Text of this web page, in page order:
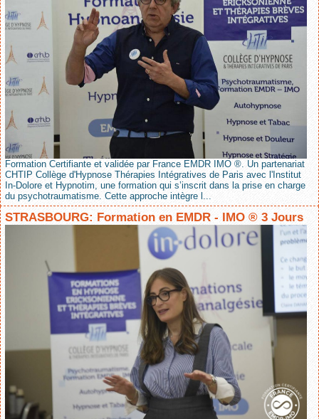
Formation Certifiante et validée par France EMDR IMO ®. Un partenariat
CHTIP Collège d'Hypnose Thérapies Intégratives de Paris avec l'Institut
In-Dolore et Hypnotim, une formation qui s’inscrit dans la prise en charge
du psychotraumatisme. Cette approche intègre l...
STRASBOURG: Formation en EMDR - IMO ® 3 Jours